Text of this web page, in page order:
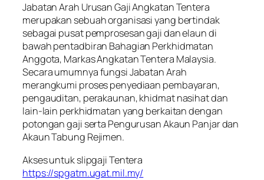
Jabatan Arah Urusan Gaji Angkatan Tentera
merupakan sebuah organisasi yang bertindak
sebagai pusat pemprosesan gaji dan elaun di
bawah pentadbiran Bahagian Perkhidmatan
Anggota, Markas Angkatan Tentera Malaysia.
Secara umumnya fungsi Jabatan Arah
merangkumi proses penyediaan pembayaran,
pengauditan, perakaunan, khidmat nasihat dan
lain-lain perkhidmatan yang berkaitan dengan
potongan gaji serta Pengurusan Akaun Panjar dan
Akaun Tabung Rejimen.
Akses untuk slipgaji Tentera
https://spgatm.ugat.mil.my/